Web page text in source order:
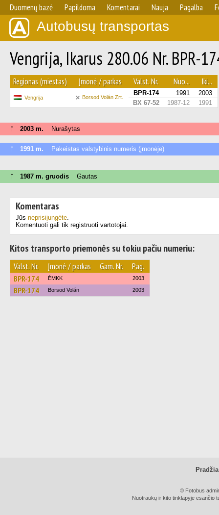
Duomenų bazė Papildoma Komentarai Nauja Pagalba
Autobusų transportas
Vengrija, Ikarus 280.06 Nr. BPR-
Regionas (miestas) Įmonė / parkas Valst. Nr. Nuo... Iki...
Vengrija Borsod Volán Zrt.
BPR-174 1991
2003
BX 67-52
1987-12 1991
↑ 2003 m. Nurašytas
↑ 1991 m. Pakeistas valstybinis numeris (įmonėje)
↑ 1987 m. gruodis Gautas
Komentaras
Jūs neprisijungėte.
Komentuoti gali tik registruoti vartotojai.
Kitos transporto priemonės su tokiu pačiu numeriu:
Valst. Nr. Įmonė / parkas Gam. Nr. Pag.
BPR-174 ÉMKK 2003
BPR-174 Borsod Volán 2003
Pradžia
© Fotobus
Nuotraukų ir kito tinklapyje esančio